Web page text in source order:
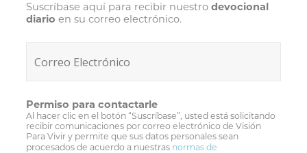
Suscríbase aquí para recibir nuestrodevocional
diario en su correo electrónico.
Permiso para contactarle
Al hacer clic en el botón “Suscríbase”, usted está solicitando
recibir comunicaciones por correo electrónico de Visión
Para Vivir y permite que sus datos personales sean
procesados de acuerdo a nuestras normas de